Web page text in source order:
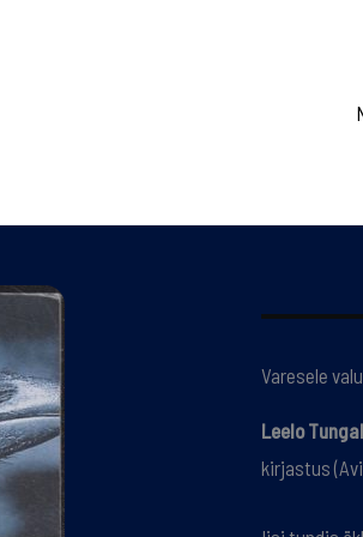
Varesele valu
Leelo Tungal
kirjastus